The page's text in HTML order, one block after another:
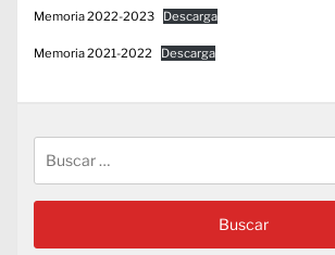
Memoria 2022-2023 Descarga
Memoria 2021-2022 Descarga